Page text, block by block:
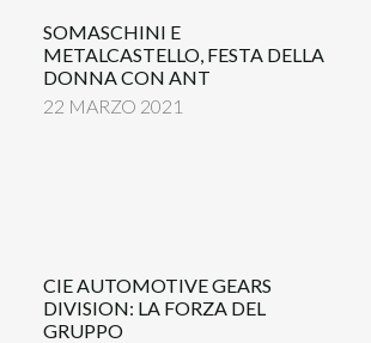
SOMASCHINI E
METALCASTELLO, FESTA DELLA
DONNA CON ANT
22 MARZO 2021
CIE AUTOMOTIVE GEARS
DIVISION: LA FORZA DEL
GRUPPO